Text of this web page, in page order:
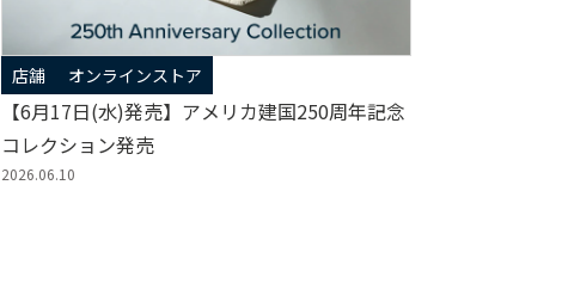
店舗 オンラインストア
【6月17日(水)発売】アメリカ建国250周年記念
コレクション発売
2026.06.10